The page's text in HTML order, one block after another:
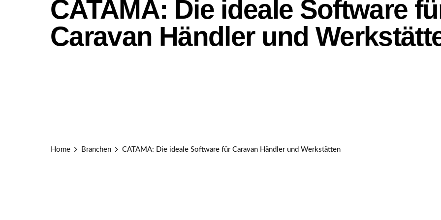
CATAMA: Die ideale Software
Caravan Händler und
Home Branchen CATAMA: Die ideale Software für Caravan Händler und Werkstätten